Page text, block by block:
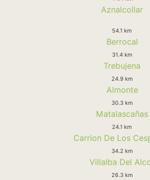
Aznalcollar
54.1 km
Berrocal
31.4 km
Trebujena
24.9 km
Almonte
30.3 km
Matalascañas
24.1 km
Carrion De Los
34.2 km
Villalba Del
26.3 km